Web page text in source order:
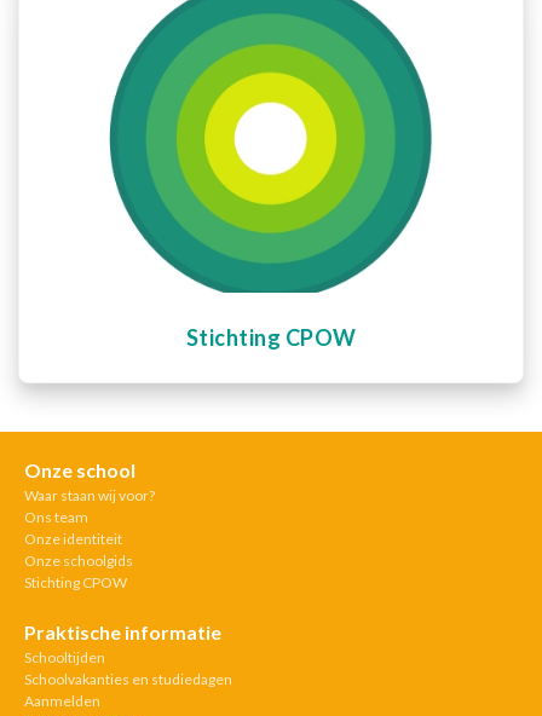
Stichting CPOW
Onze school
Waar staan wij voor?
Ons team
Onze identiteit
Onze schoolgids
Stichting CPOW
Praktische informatie
Schooltijden
Schoolvakanties en studiedagen
Aanmelden